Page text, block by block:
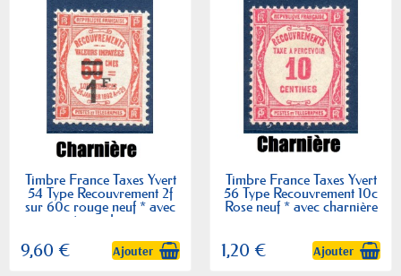
Timbre France Taxes Yvert
54 Type Recouvrement 2f
sur 60c rouge neuf * avec
trace de...
9,60 € Ajouter
Timbre France Taxes Yvert
56 Type Recouvrement 10c
Rose neuf * avec charnière
1,20 € Ajouter